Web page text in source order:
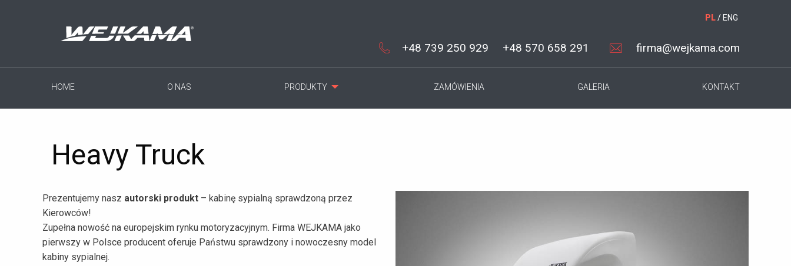
PL/ ENG
+48 739 250 929 +48 570 658 291 firma@wejkama.com
HOME O NAS PRODUKTY ZAMÓWIENIA GALERIA KONTAKT
Heavy Truck
Prezentujemy nasz autorski produkt – kabinę sypialną sprawdzoną przez
Kierowców!
Zupełna nowość na europejskim rynku motoryzacyjnym. Firma WEJKAMA jako
pierwszy w Polsce producent oferuje Państwu sprawdzony i nowoczesny model
kabiny sypialnej.